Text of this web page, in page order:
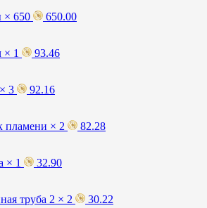
650 650.00
× 1 93.46
3 92.16
пламени × 2 82.28
× 1 32.90
труба 2 × 2 30.22